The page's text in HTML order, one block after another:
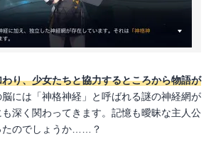
り、少女たちと協力するところから物語が
脳には「神格神経」と呼ばれる謎の神経網が
深く関わってきます。記憶も曖昧な主人公
たのでしょうか……？